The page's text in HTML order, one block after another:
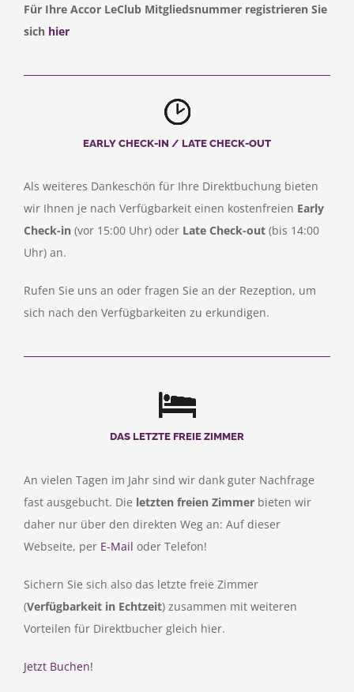
Für Ihre Accor LeClub Mitgliedsnummer registrieren Sie
sich hier
EARLY CHECK-IN / LATE CHECK-OUT
Als weiteres Dankeschön für Ihre Direktbuchung bieten
wir Ihnen je nach Verfügbarkeit einen kostenfreien Early
Check-in (vor 15:00 Uhr) oder Late Check-out (bis 14:00
Uhr) an.
Rufen Sie uns an oder fragen Sie an der Rezeption, um
sich nach den Verfügbarkeiten zu erkundigen.
DAS LETZTE FREIE ZIMMER
An vielen Tagen im Jahr sind wir dank guter Nachfrage
fast ausgebucht. Die letzten freien Zimmer bieten wir
daher nur über den direkten Weg an: Auf dieser
Webseite, per E-Mail oder Telefon!
Sichern Sie sich also das letzte freie Zimmer
(Verfügbarkeit in Echtzeit) zusammen mit weiteren
Vorteilen für Direktbucher gleich hier.
Jetzt Buchen!